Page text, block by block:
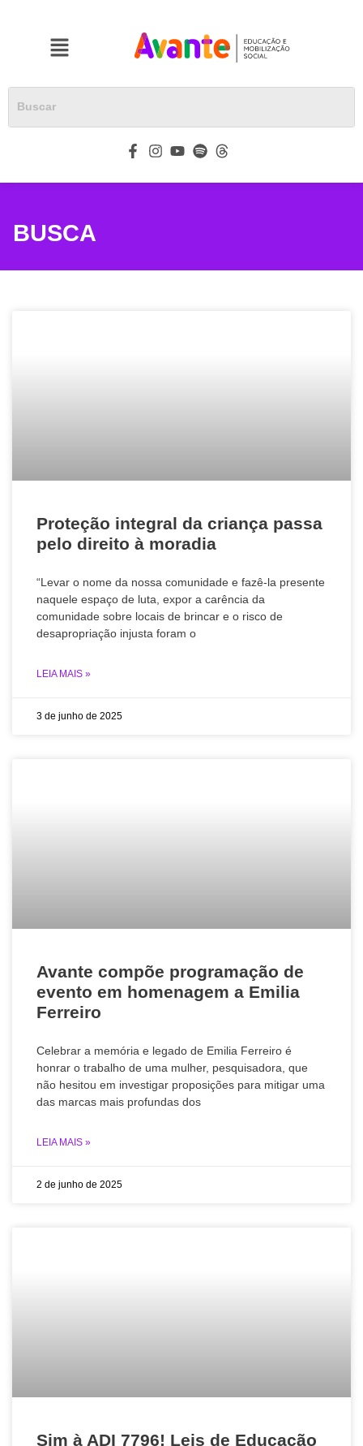
BUSCA
Proteção integral da criança passa
pelo direito à moradia
“Levar o nome da nossa comunidade e fazê-la presente
naquele espaço de luta, expor a carência da
comunidade sobre locais de brincar e o risco de
desapropriação injusta foram o
LEIA MAIS »
3 de junho de 2025
Avante compõe programação de
evento em homenagem a Emilia
Ferreiro
Celebrar a memória e legado de Emilia Ferreiro é
honrar o trabalho de uma mulher, pesquisadora, que
não hesitou em investigar proposições para mitigar uma
das marcas mais profundas dos
LEIA MAIS »
2 de junho de 2025
Sim à ADI 7796! Leis de Educação